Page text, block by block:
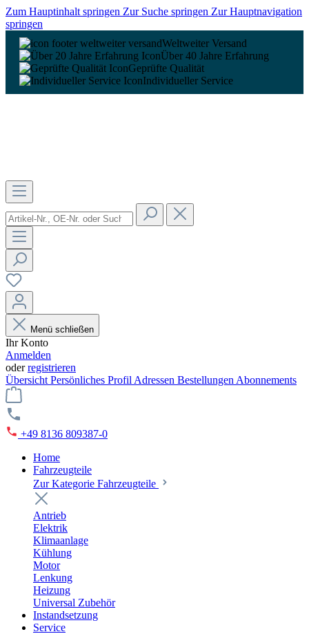
Zum Hauptinhalt springen Zur Suche springen Zur Hauptnavigation
springen
Weltweiter Versand
Über 40 Jahre Erfahrung
Geprüfte Qualität
Individueller Service
Menü schließen
Ihr Konto
Anmelden
oderregistrieren
Übersicht Persönliches Profil Adressen Bestellungen Abonnements
+49 8136 809387-0
Home
Fahrzeugteile
Zur Kategorie Fahrzeugteile
Antrieb
Elektrik
Klimaanlage
Kühlung
Motor
Lenkung
Heizung
Universal Zubehör
Instandsetzung
Service